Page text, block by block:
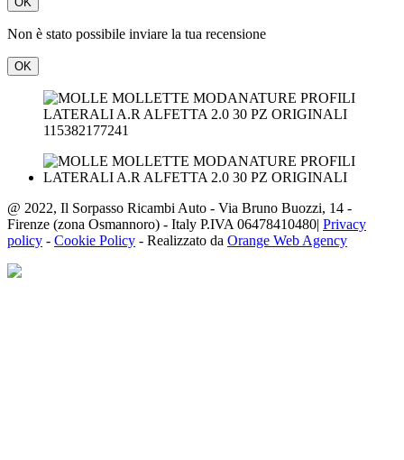
Non è stato possibile inviare la tua recensione
OK
115382177241
@ 2022, Il Sorpasso Ricambi Auto - Via Bruno Buozzi, 14 -
Firenze (zona Osmannoro) - Italy P.IVA 06478410480| Privacy
policy - Cookie Policy - Realizzato da Orange Web Agency